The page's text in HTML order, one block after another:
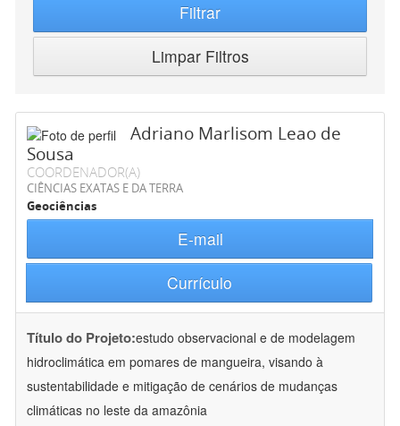
Filtrar
Limpar Filtros
Adriano Marlisom Leao de
Sousa
COORDENADOR(A)
CIÊNCIAS EXATAS E DA TERRA
Geociências
E-mail
Currículo
Título do Projeto:estudo observacional e de modelagem
hidroclimática em pomares de mangueira, visando à
sustentabilidade e mitigação de cenários de mudanças
climáticas no leste da amazônia